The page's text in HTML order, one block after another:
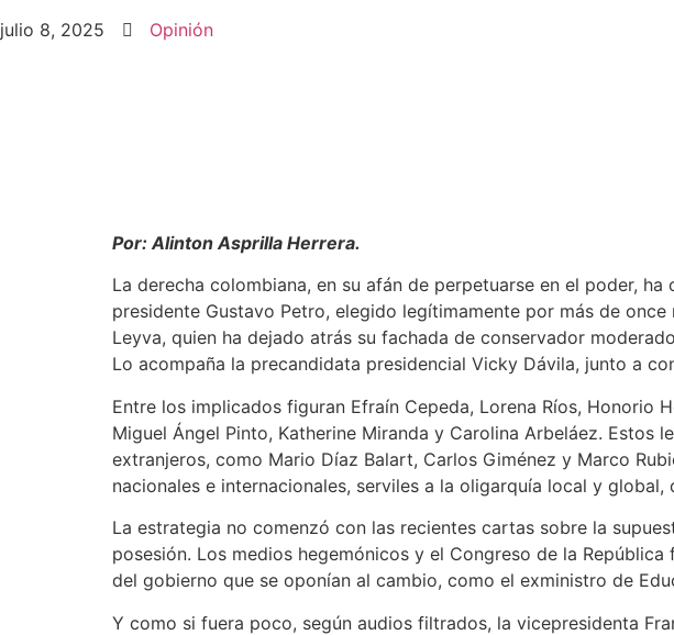
julio 8, 2025 Opinión
Por: Alinton Asprilla Herrera.
La derecha colombiana, en su afán de perpetuarse en el poder,
presidente Gustavo Petro, elegido legítimamente por más de
Leyva, quien ha dejado atrás su fachada de conservador
Lo acompaña la precandidata presidencial Vicky Dávila, junto a
Entre los implicados figuran Efraín Cepeda, Lorena Ríos, Honorio
Miguel Ángel Pinto, Katherine Miranda y Carolina Arbeláez. Estos
extranjeros, como Mario Díaz Balart, Carlos Giménez y Marco
nacionales e internacionales, serviles a la oligarquía local y
La estrategia no comenzó con las recientes cartas sobre la
posesión. Los medios hegemónicos y el Congreso de la
del gobierno que se oponían al cambio, como el exministro de
Y como si fuera poco, según audios filtrados, la vicepresidenta